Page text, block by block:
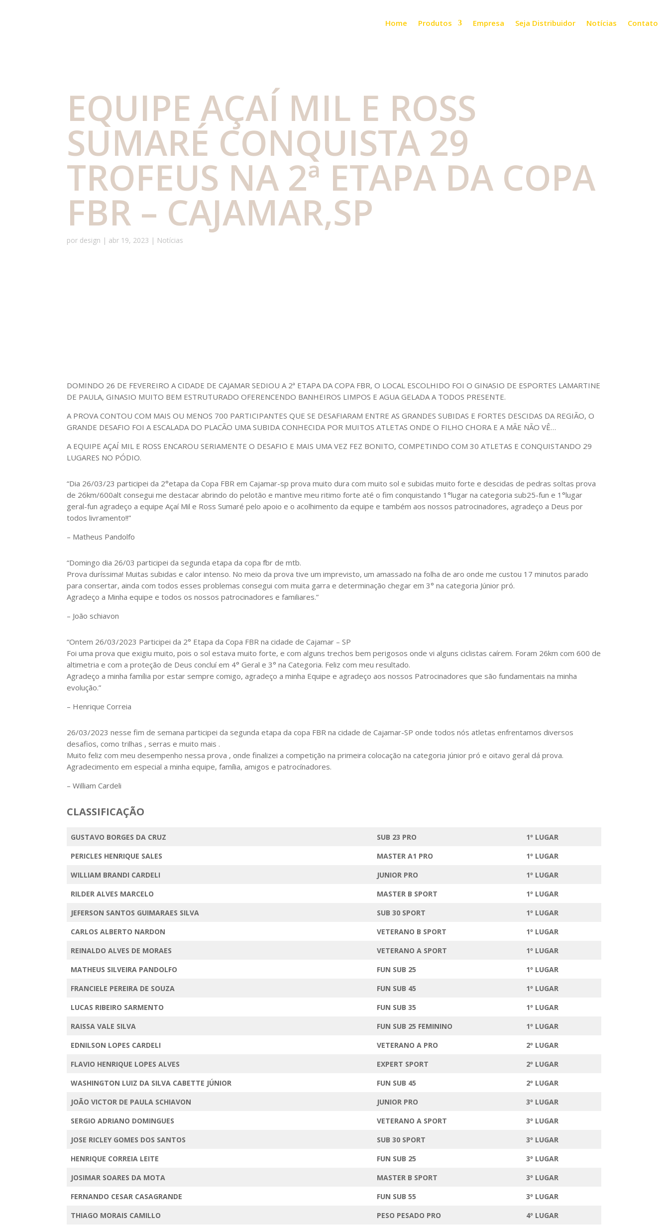
Home Produtos Empresa Seja Distribuidor Notícias Contato
EQUIPE AÇAÍ MIL E ROSS
SUMARÉ CONQUISTA 29
TROFEUS NA 2ª ETAPA DA COPA
FBR – CAJAMAR,SP
por design | abr 19, 2023 | Notícias
DOMINDO 26 DE FEVEREIRO A CIDADE DE CAJAMAR SEDIOU A 2ª ETAPA DA COPA FBR, O LOCAL ESCOLHIDO FOI O GINASIO DE ESPORTES LAMARTINE
DE PAULA, GINASIO MUITO BEM ESTRUTURADO OFERENCENDO BANHEIROS LIMPOS E AGUA GELADA A TODOS PRESENTE.
A PROVA CONTOU COM MAIS OU MENOS 700 PARTICIPANTES QUE SE DESAFIARAM ENTRE AS GRANDES SUBIDAS E FORTES DESCIDAS DA REGIÃO, O
GRANDE DESAFIO FOI A ESCALADA DO PLACÃO UMA SUBIDA CONHECIDA POR MUITOS ATLETAS ONDE O FILHO CHORA E A MÃE NÃO VÊ…
A EQUIPE AÇAÍ MIL E ROSS ENCAROU SERIAMENTE O DESAFIO E MAIS UMA VEZ FEZ BONITO, COMPETINDO COM 30 ATLETAS E CONQUISTANDO 29
LUGARES NO PÓDIO.
“Dia 26/03/23 participei da 2°etapa da Copa FBR em Cajamar-sp prova muito dura com muito sol e subidas muito forte e descidas de pedras soltas prova
de 26km/600alt consegui me destacar abrindo do pelotão e mantive meu ritimo forte até o fim conquistando 1°lugar na categoria sub25-fun e 1°lugar
geral-fun agradeço a equipe Açaí Mil e Ross Sumaré pelo apoio e o acolhimento da equipe e também aos nossos patrocinadores, agradeço a Deus por
todos livramento!!”
– Matheus Pandolfo
“Domingo dia 26/03 participei da segunda etapa da copa fbr de mtb.
Prova duríssima! Muitas subidas e calor intenso. No meio da prova tive um imprevisto, um amassado na folha de aro onde me custou 17 minutos parado
para consertar, ainda com todos esses problemas consegui com muita garra e determinação chegar em 3° na categoria Júnior pró.
Agradeço a Minha equipe e todos os nossos patrocinadores e familiares.”
– João schiavon
“Ontem 26/03/2023 Participei da 2° Etapa da Copa FBR na cidade de Cajamar – SP
Foi uma prova que exigiu muito, pois o sol estava muito forte, e com alguns trechos bem perigosos onde vi alguns ciclistas caírem. Foram 26km com 600 de
altimetria e com a proteção de Deus concluí em 4° Geral e 3° na Categoria. Feliz com meu resultado.
Agradeço a minha família por estar sempre comigo, agradeço a minha Equipe e agradeço aos nossos Patrocinadores que são fundamentais na minha
evolução.”
– Henrique Correia
26/03/2023 nesse fim de semana participei da segunda etapa da copa FBR na cidade de Cajamar-SP onde todos nós atletas enfrentamos diversos
desafios, como trilhas , serras e muito mais .
Muito feliz com meu desempenho nessa prova , onde finalizei a competição na primeira colocação na categoria júnior pró e oitavo geral dá prova.
Agradecimento em especial a minha equipe, família, amigos e patrocínadores.
– William Cardeli
CLASSIFICAÇÃO
GUSTAVO BORGES DA CRUZ SUB 23 PRO
1º LUGAR
PERICLES HENRIQUE SALES
MASTER A1 PRO
1º LUGAR
WILLIAM BRANDI CARDELI
JUNIOR PRO
1º LUGAR
RILDER ALVES MARCELO
MASTER B SPORT
1º LUGAR
JEFERSON SANTOS GUIMARAES SILVA
SUB 30 SPORT
1º LUGAR
CARLOS ALBERTO NARDON
VETERANO B SPORT
1º LUGAR
REINALDO ALVES DE MORAES
VETERANO A SPORT
1º LUGAR
MATHEUS SILVEIRA PANDOLFO
FUN SUB 25
1º LUGAR
FRANCIELE PEREIRA DE SOUZA
FUN SUB 45
1º LUGAR
LUCAS RIBEIRO SARMENTO
FUN SUB 35
1º LUGAR
RAISSA VALE SILVA
FUN SUB 25 FEMININO
1º LUGAR
EDNILSON LOPES CARDELI
VETERANO A PRO
2º LUGAR
FLAVIO HENRIQUE LOPES ALVES
EXPERT SPORT
2º LUGAR
WASHINGTON LUIZ DA SILVA CABETTE JÚNIOR
FUN SUB 45
2º LUGAR
JOÃO VICTOR DE PAULA SCHIAVON
JUNIOR PRO
3º LUGAR
SERGIO ADRIANO DOMINGUES
VETERANO A SPORT
3º LUGAR
JOSE RICLEY GOMES DOS SANTOS
SUB 30 SPORT
3º LUGAR
HENRIQUE CORREIA LEITE
FUN SUB 25
3º LUGAR
JOSIMAR SOARES DA MOTA
MASTER B SPORT
3º LUGAR
FERNANDO CESAR CASAGRANDE
FUN SUB 55
3º LUGAR
THIAGO MORAIS CAMILLO
PESO PESADO PRO
4º LUGAR